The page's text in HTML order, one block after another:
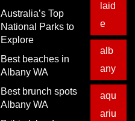
Australia’s Top
National Parks to
Explore
Best beaches in
Albany WA
Best brunch spots
Albany WA
laid
e
alb
any
aqu
ariu